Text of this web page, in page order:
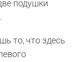
подушки
то, что здесь